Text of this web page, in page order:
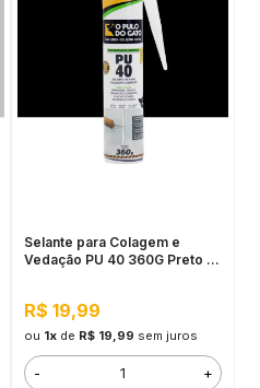
Selante para Colagem e
Vedação PU 40 360G Preto -
R$ 19,99
ou 1xde R$ 19,99 sem juros
- +